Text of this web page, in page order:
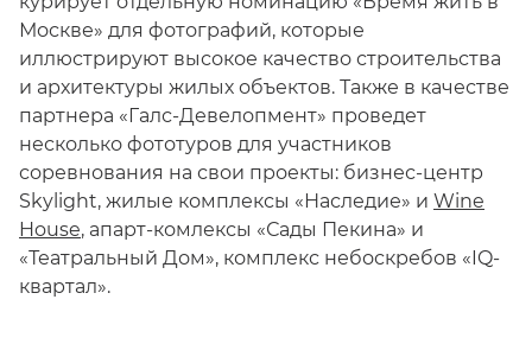
Москве» для фотографий, которые
иллюстрируют высокое качество строительства
и архитектуры жилых объектов. Также в качестве
партнера «Галс-Девелопмент» проведет
несколько фототуров для участников
соревнования на свои проекты: бизнес-центр
Skylight, жилые комплексы «Наследие» и Wine
House, апарт-комлексы «Сады Пекина» и
«Театральный Дом», комплекс небоскребов «IQ-
квартал».